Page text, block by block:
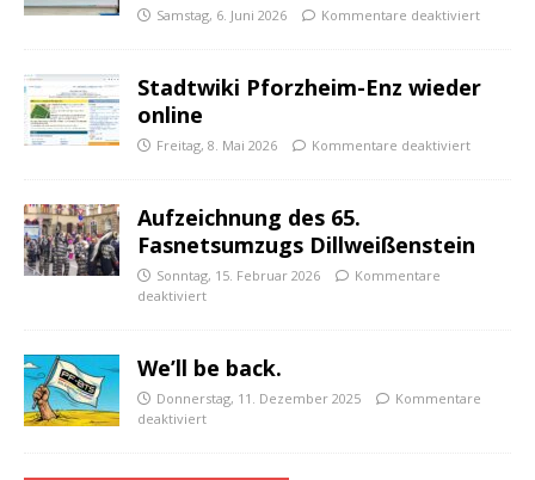
Samstag, 6. Juni 2026 Kommentare deaktiviert
Stadtwiki Pforzheim-Enz wieder
online
Freitag, 8. Mai 2026 Kommentare deaktiviert
Aufzeichnung des 65.
Fasnetsumzugs Dillweißenstein
Sonntag, 15. Februar 2026
Kommentare
deaktiviert
We’ll be back.
Donnerstag, 11. Dezember 2025
Kommentare
deaktiviert